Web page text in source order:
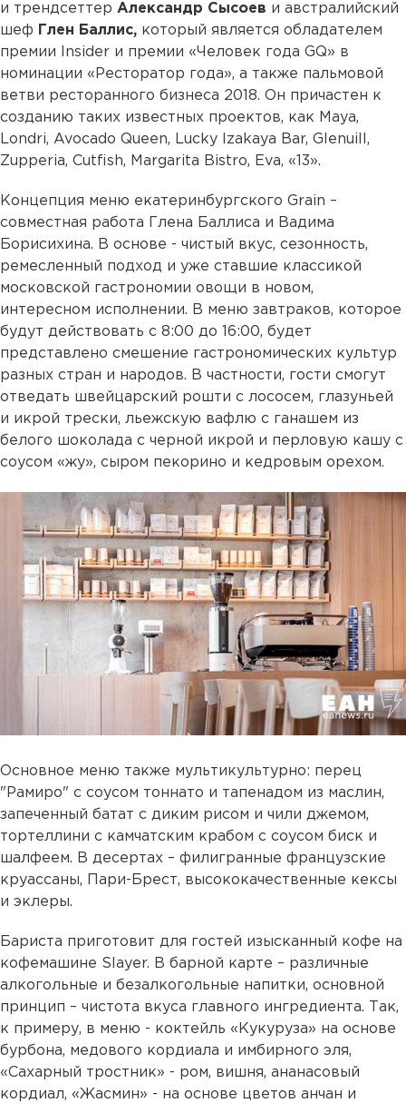
и трендсеттер Александр Сысоев и австралийский
шеф Глен Баллис, который является обладателем
премии Insider и премии «Человек года GQ» в
номинации «Ресторатор года», а также пальмовой
ветви ресторанного бизнеса 2018. Он причастен к
созданию таких известных проектов, как Maya,
Londri, Avocado Queen, Lucky Izakaya Bar, Glenuill,
Zupperia, Cutfish, Margarita Bistro, Eva, «13».
Концепция меню екатеринбургского Grain –
совместная работа Глена Баллиса и Вадима
Борисихина. В основе - чистый вкус, сезонность,
ремесленный подход и уже ставшие классикой
московской гастрономии овощи в новом,
интересном исполнении. В меню завтраков, которое
будут действовать с 8:00 до 16:00, будет
представлено смешение гастрономических культур
разных стран и народов. В частности, гости смогут
отведать швейцарский рошти с лососем, глазуньей
и икрой трески, льежскую вафлю с ганашем из
белого шоколада с черной икрой и перловую кашу с
соусом «жу», сыром пекорино и кедровым орехом.
Основное меню также мультикультурно: перец
"Рамиро" с соусом тоннато и тапенадом из маслин,
запеченный батат с диким рисом и чили джемом,
тортеллини с камчатским крабом с соусом биск и
шалфеем. В десертах – филигранные французские
круассаны, Пари-Брест, высококачественные кексы
и эклеры.
Бариста приготовит для гостей изысканный кофе на
кофемашине Slayer. В барной карте – различные
алкогольные и безалкогольные напитки, основной
принцип – чистота вкуса главного ингредиента. Так,
к примеру, в меню - коктейль «Кукуруза» на основе
бурбона, медового кордиала и имбирного эля,
«Сахарный тростник» - ром, вишня, ананасовый
кордиал, «Жасмин» - на основе цветов анчан и